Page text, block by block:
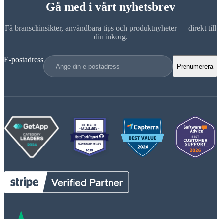
Gå med i vårt nyhetsbrev
Få branschinsikter, användbara tips och produktnyheter — direkt till
din inkorg.
E-postadress
Prenumerera